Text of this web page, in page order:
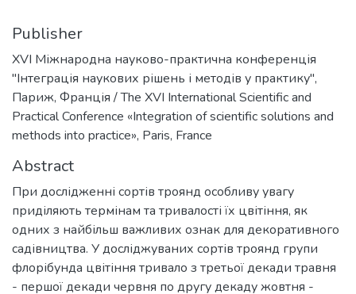
Publisher
XVI Міжнародна науково-практична конференція
"Інтеграція наукових рішень і методів у практику",
Париж, Франція / The XVI International Scientific and
Practical Conference «Integration of scientific solutions and
methods into practice», Paris, France
Abstract
При дослідженні сортів троянд особливу увагу
приділяють термінам та тривалості їх цвітіння, як
одних з найбільш важливих ознак для декоративного
садівництва. У досліджуваних сортів троянд групи
флорібунда цвітіння тривало з третьої декади травня
- першої декади червня по другу декаду жовтня -